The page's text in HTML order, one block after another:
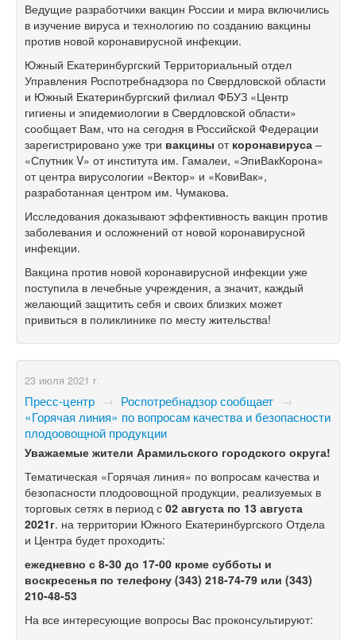
Ведущие разработчики вакцин России и мира включились
в изучение вируса и технологию по созданию вакцины
против новой коронавирусной инфекции.
Южный Екатеринбургский Территориальный отдел
Управления Роспотребнадзора по Свердловской области
и Южный Екатеринбургский филиал ФБУЗ «Центр
гигиены и эпидемиологии в Свердловской области»
сообщает Вам, что на сегодня в Российской Федерации
зарегистрировано уже три вакцины от коронавируса –
«Спутник V» от института им. Гамалеи, «ЭпиВакКорона»
от центра вирусологии «Вектор» и «КовиВак»,
разработанная центром им. Чумакова.
Исследования доказывают эффективность вакцин против
заболевания и осложнений от новой коронавирусной
инфекции.
Вакцина против новой коронавирусной инфекции уже
поступила в лечебные учреждения, а значит, каждый
желающий защитить себя и своих близких может
привиться в поликлинике по месту жительства!
23 июля 2021 г.
Пресс-центр → Роспотребнадзор сообщает →
«Горячая линия» по вопросам качества и безопасности
плодоовощной продукции
Уважаемые жители Арамильского городского округа!
Тематическая «Горячая линия» по вопросам качества и
безопасности плодоовощной продукции, реализуемых в
торговых сетях в период с 02 августа по 13 августа
2021г. на территории Южного Екатеринбургского Отдела
и Центра будет проходить:
ежедневно с 8-30 до 17-00 кроме субботы и
воскресенья по телефону (343) 218-74-79 или (343)
210-48-53
На все интересующие вопросы Вас проконсультируют: